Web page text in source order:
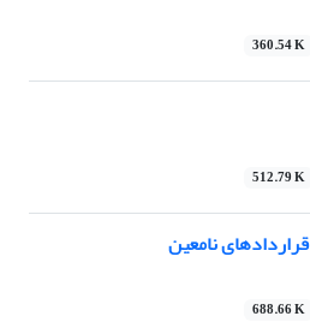
360.54 K
512.79 K
نامعین
688.66 K